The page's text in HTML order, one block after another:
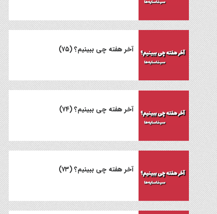
آخر هفته چی ببینیم؟ (۷۵)
آخر هفته چی ببینیم؟ (۷۴)
آخر هفته چی ببینیم؟ (۷۳)